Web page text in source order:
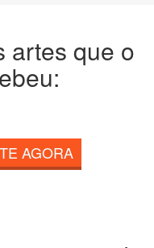
artes que o
AGORA